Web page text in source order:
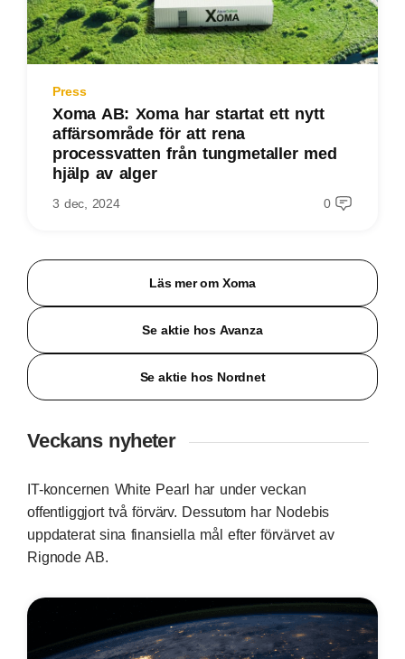
Press
Xoma AB: Xoma har startat ett nytt
affärsområde för att rena
processvatten från tungmetaller med
hjälp av alger
3 dec, 2024 0
Läs mer om Xoma
Se aktie hos Avanza
Se aktie hos Nordnet
Veckans nyheter
IT-koncernen White Pearl har under veckan
offentliggjort två förvärv. Dessutom har Nodebis
uppdaterat sina finansiella mål efter förvärvet av
Rignode AB.